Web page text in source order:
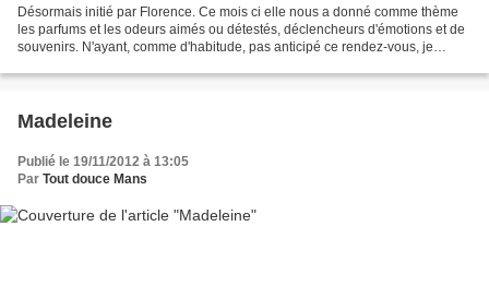
Désormais initié par Florence. Ce mois ci elle nous a donné comme thème
les parfums et les odeurs aimés ou détestés, déclencheurs d'émotions et de
souvenirs. N'ayant, comme d'habitude, pas anticipé ce rendez-vous, je
Madeleine
Publié le 19/11/2012 à 13:05
Par Tout douce Mans